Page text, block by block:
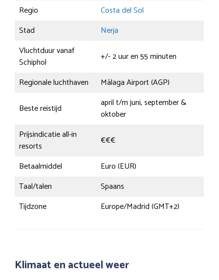
Regio
Costa del Sol
Stad
Nerja
Vluchtduur vanaf
Schiphol
+/- 2 uur en 55 minuten
Regionale luchthaven
Málaga Airport (AGP)
Beste reistijd
april t/m juni, september &
oktober
Prijsindicatie all-in
resorts
€€€
Betaalmiddel
Euro (EUR)
Taal/talen
Spaans
Tijdzone
Europe/Madrid (GMT+2)
Klimaat en actueel weer